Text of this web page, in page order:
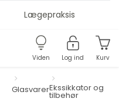
Lægepraksis
Viden Log ind Kurv
GlasvarerEkssikkator og
tilbehør